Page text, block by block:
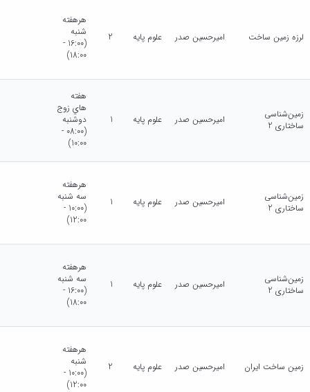
لرزه زمین ساخت امیرحسین صدر علوم پایه 2
هرهفته
شنبه
(16:00 -
18:00)
زمین‌شناسی
ساختاری 2
امیرحسین صدر علوم پایه 1
هفته
هاي زوج
دوشنبه
(08:00 -
10:00)
زمین‌شناسی
ساختاری 2
امیرحسین صدر علوم پایه 1
هرهفته
سه شنبه
(10:00 -
12:00)
زمین‌شناسی
ساختاری 2
امیرحسین صدر علوم پایه 1
هرهفته
سه شنبه
(16:00 -
18:00)
زمین ساخت ایران امیرحسین صدر علوم پایه 2
هرهفته
شنبه
(10:00 -
12:00)